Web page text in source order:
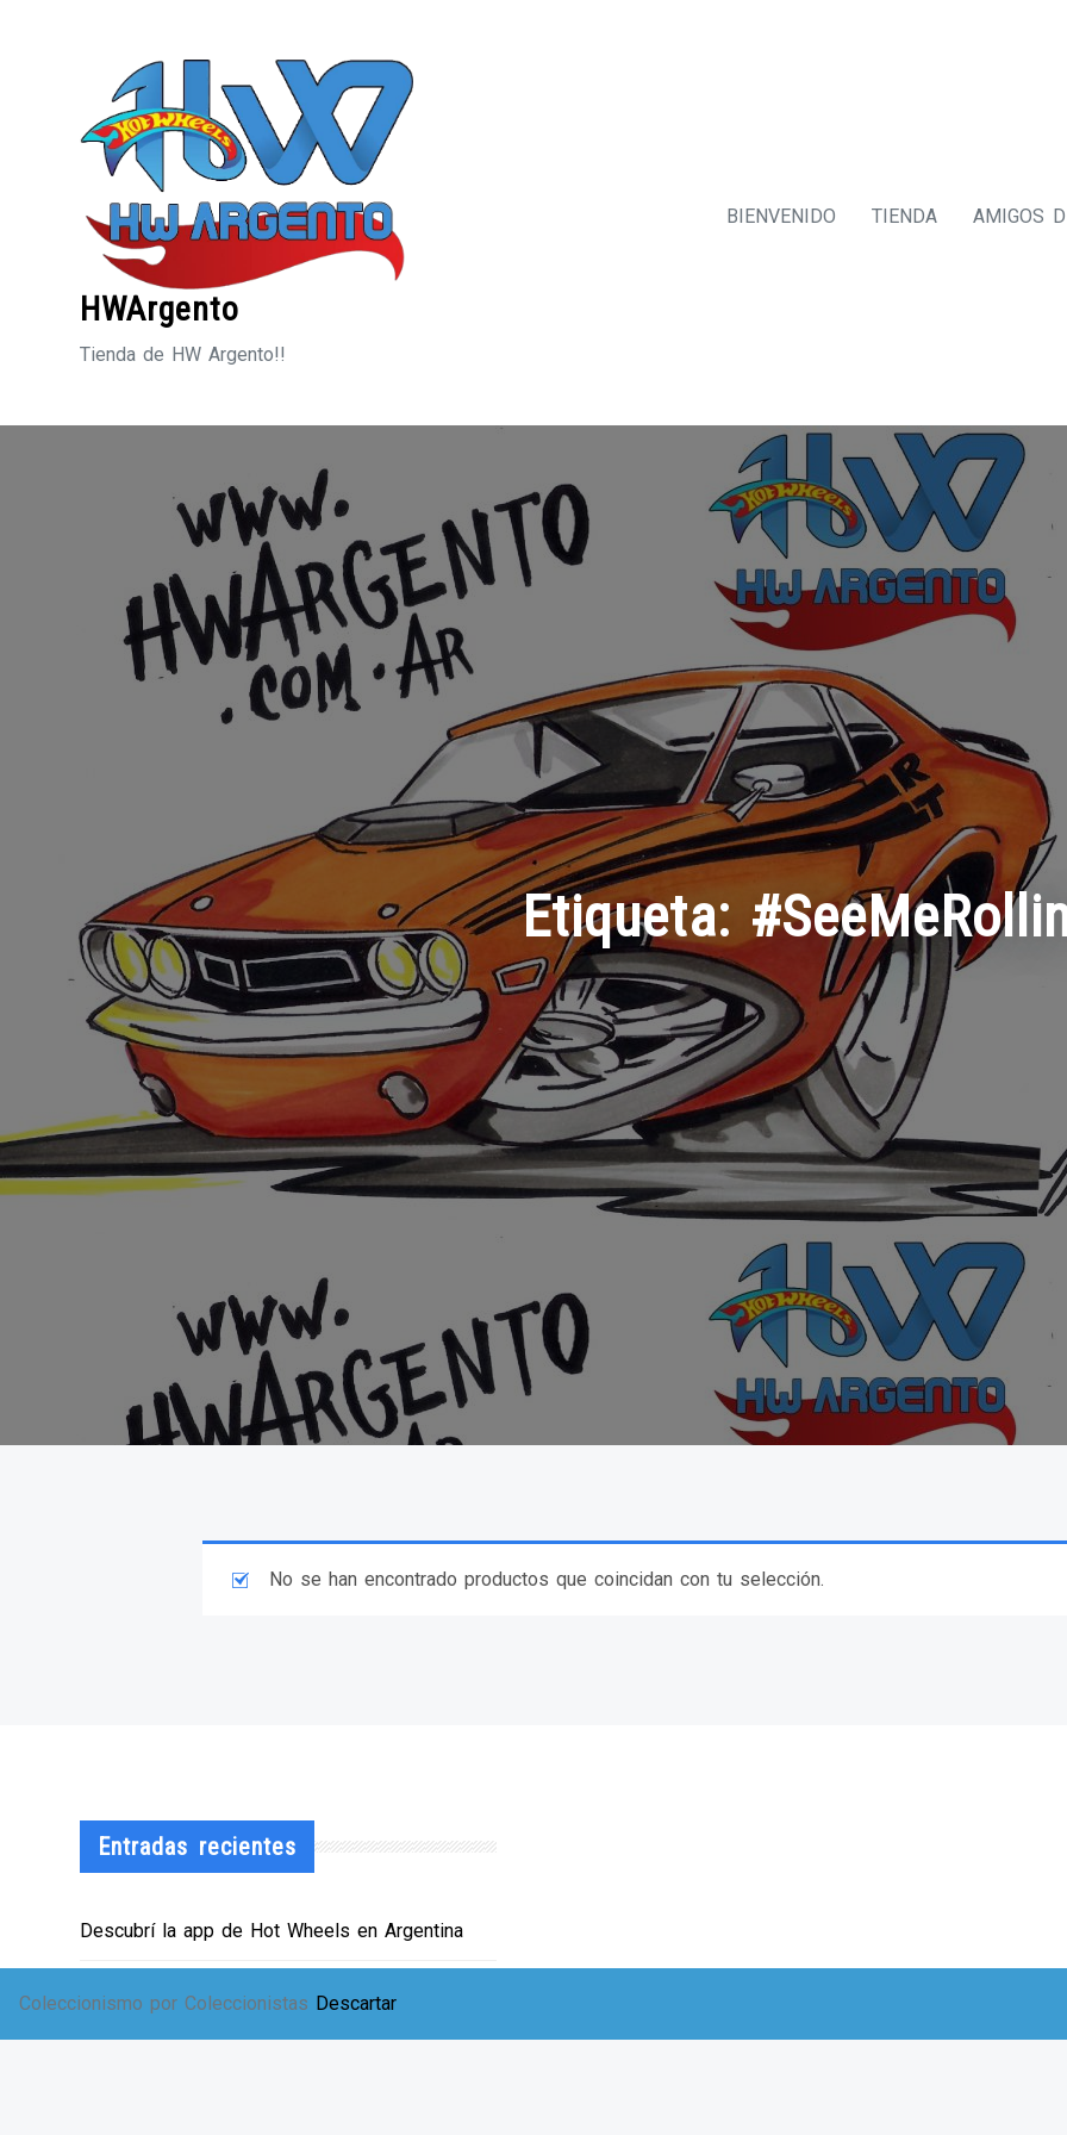
Coleccionismo por Coleccionistas Descartar
HWArgento
Tienda de HW Argento!!
BIENVENIDO TIENDA AMIGOS
Etiqueta:
No se han encontrado productos que coincidan con tu selección.
Entradas recientes
Descubrí la app de Hot Wheels en Argentina
EXPO SOLIDARIA